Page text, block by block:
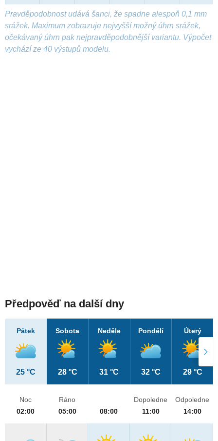
Pravděpodobnost udává šanci, že spadne alespoň 0,1 mm
srážek. Maximum zobrazuje nejvyšší možný úhrn srážek,
očekávaný úhrn pak nejpravděpodobnější variantu. Výpočet
vychází ze 40 výstupů modelu.
Předpověď na další dny
Pátek
25 °C
Sobota
28 °C
Neděle
31 °C
Pondělí
32 °C
Úterý
29 °C
Noc
02:00
Ráno
05:00
08:00
Dopoledne
11:00
Odpoledne
14:00